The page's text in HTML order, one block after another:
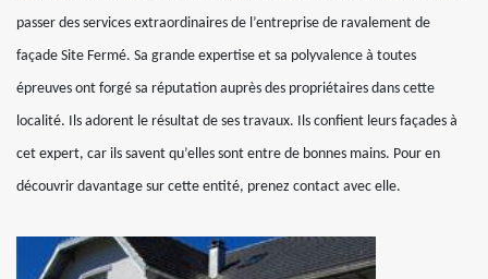
passer des services extraordinaires de l’entreprise de ravalement de
façade Site Fermé. Sa grande expertise et sa polyvalence à toutes
épreuves ont forgé sa réputation auprès des propriétaires dans cette
localité. Ils adorent le résultat de ses travaux. Ils confient leurs façades à
cet expert, car ils savent qu’elles sont entre de bonnes mains. Pour en
découvrir davantage sur cette entité, prenez contact avec elle.